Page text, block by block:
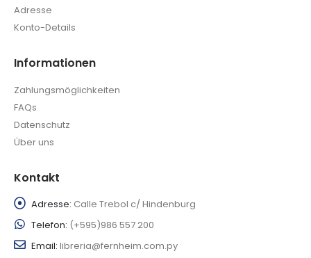
Adresse
Konto-Details
Informationen
Zahlungsmöglichkeiten
FAQs
Datenschutz
Über uns
Kontakt
Adresse: Calle Trebol c/ Hindenburg
Telefon: (+595)986 557 200
Email: libreria@fernheim.com.py